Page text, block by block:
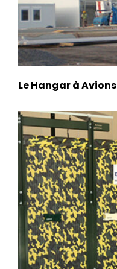
Le Hangar à Avions